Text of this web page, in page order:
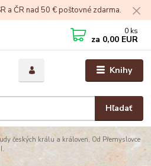
a ČR nad 50 € poštovné zdarma.
Knihy
Hľadať
0 ks
za 0,00 EUR
českých králu a královen, Od Přemyslovce